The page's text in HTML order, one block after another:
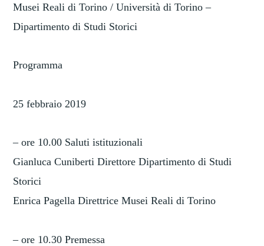
Musei Reali di Torino / Università di Torino –
Dipartimento di Studi Storici
Programma
25 febbraio 2019
– ore 10.00 Saluti istituzionali
Gianluca Cuniberti Direttore Dipartimento di Studi
Storici
Enrica Pagella Direttrice Musei Reali di Torino
– ore 10.30 Premessa